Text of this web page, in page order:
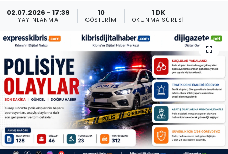
02.07.2026 - 17:39
YAYINLANMA
10
GÖSTERIM
1 DK
OKUNMA SÜRESI
Güncel
Gündem
KKTC
KKTC YEREL SEÇİM 2018